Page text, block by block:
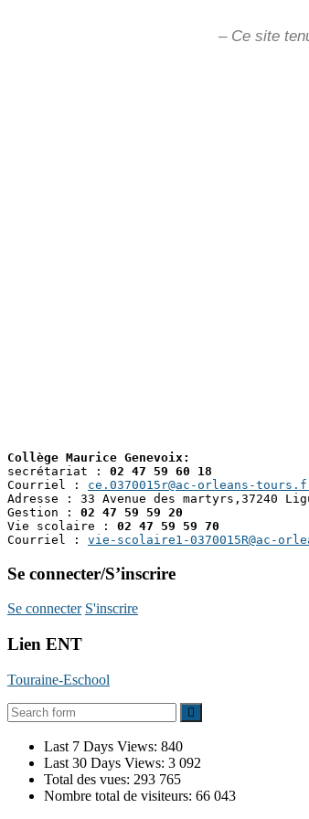
– Ce site
Collège Maurice Genevoix:
secrétariat : 02 47 59 60 18
Courriel : ce.0370015r@ac-orleans-
Adresse : 33 Avenue des martyrs,37240
Gestion : 02 47 59 59 20
Vie scolaire : 02 47 59 59 70
Courriel : vie-scolaire1-0370015R@ac-
Se connecter/S’inscrire
Se connecter S'inscrire
Lien ENT
Touraine-Eschool
Last 7 Days Views: 840
Last 30 Days Views: 3 092
Total des vues: 293 765
Nombre total de visiteurs: 66 043